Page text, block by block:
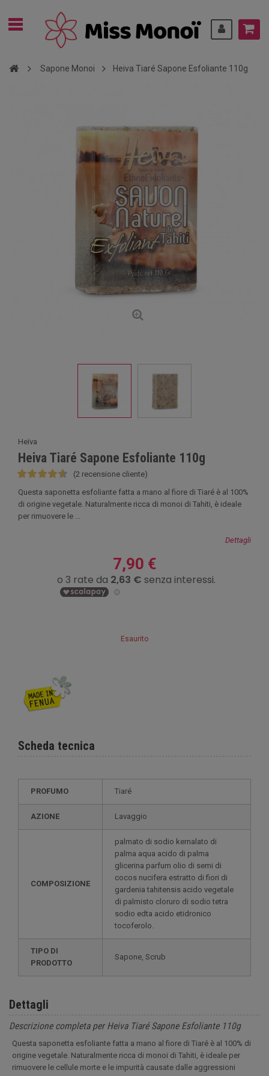
Sapone Monoi Heiva Tiaré Sapone Esfoliante 110g
Heïva
Heiva Tiaré Sapone Esfoliante 110g
(2 recensione cliente)
Questa saponetta esfoliante fatta a mano al fiore di Tiaré è al 100%
di origine vegetale. Naturalmente ricca di monoi di Tahiti, è ideale
per rimuovere le ...
Dettagli
7,90 €
Esaurito
Scheda tecnica
PROFUMO Tiaré
AZIONE Lavaggio
COMPOSIZIONE
palmato di sodio kernalato di
palma aqua acido di palma
glicerina parfum olio di semi di
cocos nucifera estratto di fiori di
gardenia tahitensis acido vegetale
di palmisto cloruro di sodio tetra
sodio edta acido etidronico
tocoferolo.
TIPO DI
PRODOTTO
Sapone, Scrub
Dettagli
Descrizione completa per Heiva Tiaré Sapone Esfoliante 110g
Questa saponetta esfoliante fatta a mano al fiore di Tiaré è al 100% di
origine vegetale. Naturalmente ricca di monoi di Tahiti, è ideale per
rimuovere le cellule morte e le impurità causate dalle aggressioni